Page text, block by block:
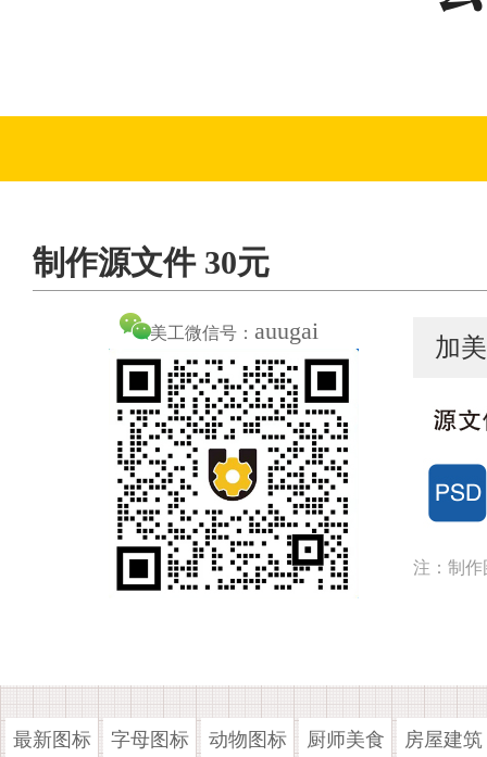
制作源文件 30元
美工微信号： auugai
加
注：制作
最新图标 字母图标 动物图标 厨师美食 房屋建筑